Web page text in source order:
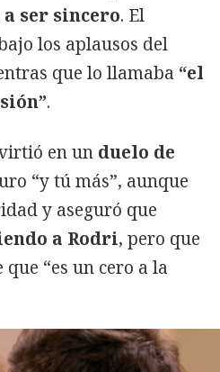
ser sincero. El
los aplausos del
que lo llamaba “el
.
en un duelo de
“y tú más”, aunque
y aseguró que
a Rodri, pero que
“es un cero a la